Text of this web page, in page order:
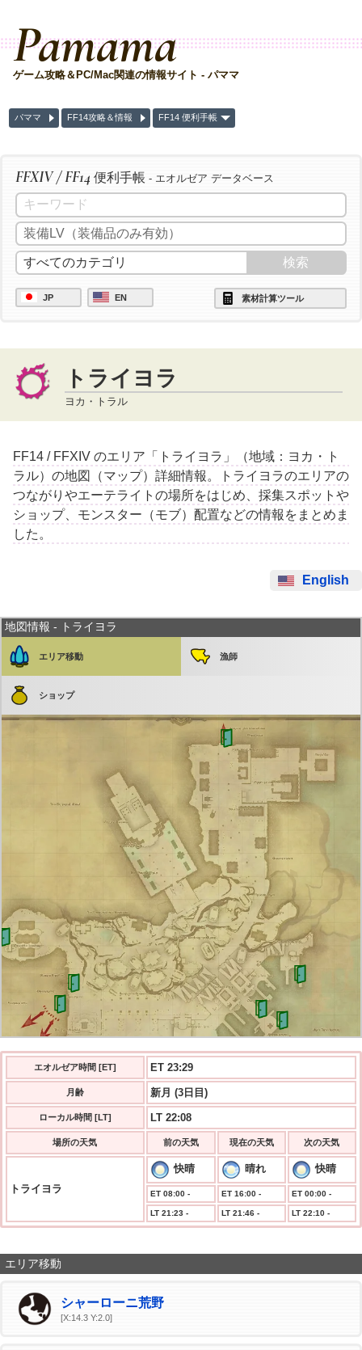
Pamama
ゲーム攻略＆PC/Mac関連の情報サイト - パママ
パママ FF14攻略＆情報 FF14 便利手帳
FFXIV / FF14 便利手帳 - エオルゼア データベース
JP EN 素材計算ツール
トライヨラ
ヨカ・トラル
FF14 / FFXIV のエリア「トライヨラ」（地域：ヨカ・ト
ラル）の地図（マップ）詳細情報。トライヨラのエリアの
つながりやエーテライトの場所をはじめ、採集スポットや
ショップ、モンスター（モブ）配置などの情報をまとめま
した。
English
地図情報 - トライヨラ
エリア移動 漁師
ショップ
エオルゼア時間 [ET] ET 23:29
月齢 新月 (3日目)
ローカル時間 [LT] LT 22:08
場所の天気 前の天気 現在の天気 次の天気
トライヨラ
快晴 晴れ 快晴
ET 08:00 - ET 16:00 - ET 00:00 -
LT 21:23 - LT 21:46 - LT 22:10 -
エリア移動
シャーローニ荒野
[X:14.3 Y:2.0]